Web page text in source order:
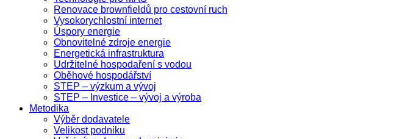
Renovace brownfieldů pro cestovní ruch
Vysokorychlostní internet
Úspory energie
Obnovitelné zdroje energie
Energetická infrastruktura
Udržitelné hospodaření s vodou
Oběhové hospodářství
STEP – výzkum a vývoj
STEP – Investice – vývoj a výroba
Metodika
Výběr dodavatele
Velikost podniku